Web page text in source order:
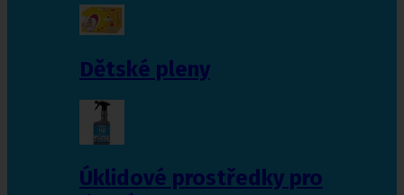
Dětské pleny
Úklidové prostředky pro